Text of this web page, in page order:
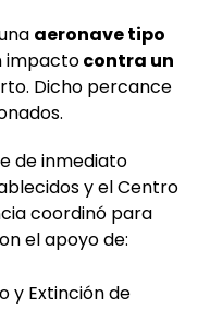
aeronave tipo
impactocontra un
Dicho percance
de inmediato
y el Centro
coordinó para
el apoyo de:
y Extinción de